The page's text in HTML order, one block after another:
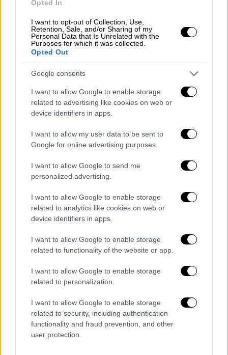
Opted In
I want to opt-out of Collection, Use,
Retention, Sale, and/or Sharing of my
Personal Data that Is Unrelated with the
Purposes for which it was collected.
Opted Out
Google consents
I want to allow Google to enable storage
related to advertising like cookies on web or
device identifiers in apps.
I want to allow my user data to be sent to
Google for online advertising purposes.
I want to allow Google to send me
personalized advertising.
I want to allow Google to enable storage
related to analytics like cookies on web or
device identifiers in apps.
I want to allow Google to enable storage
related to functionality of the website or app.
I want to allow Google to enable storage
related to personalization.
I want to allow Google to enable storage
related to security, including authentication
functionality and fraud prevention, and other
user protection.
στην Κωνσταντινούπολη.
Πιο άνετο έργο αναμένεται να έχουν η
Μπάγερν Μονάχου απέναντι στην Αταλάντα,
έχοντας επικρατήσει με 6-1 στο πρώτο
παιχνίδι, καθώς και η Ατλέτικο Μαδρίτης,
που ταξιδεύει στο Λονδίνο για τη ρεβάνς με
την Τότεναμ έχοντας προβάδισμα 5-2.
Νωρίτερα (17.30), η Μπράγκα υποδέχεται τη
Φερεντσβάρος, προσπαθώντας να ανατρέψει
την ήττα με 2-0 από το πρώτο ματς για τη
φάση των 16 του Europa League.
Στο μπάσκετ, η ΑΕΚ δοκιμάζεται στο
Βερολίνο απέναντι στην Άλμπα (20:00,
COSMOTE SPORT 4) για την πρωτιά του
Group J στη φάση των «16» του Basketball
Champions League. Η ομάδα του Ντράγκαν
Σάκοτα βρίσκεται στην κορυφή με 5-0 και
θέλει να διατηρήσει το απόλυτο,
πόντων από το πρώτο παιχνίδι, ώστε να
εξασφαλίσει πλεονέκτημα έδρας στα
προημιτελικά. Στο ίδιο γκρουπ, η Καρδίτσα
αντιμετωπίζει εκτός έδρας την Τόφας
(19:00, COSMOTE SPORT 5) σε ένα
βαθμολογικά αδιάφορο παιχνίδι.